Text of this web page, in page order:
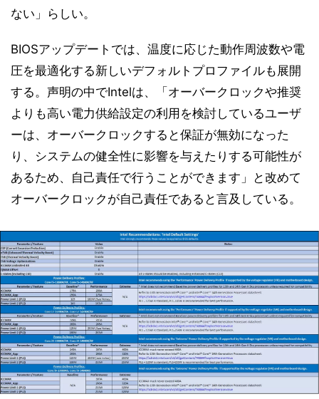
ない」らしい。
BIOSアップデートでは、温度に応じた動作周波数や電
圧を最適化する新しいデフォルトプロファイルも展開
する。声明の中でIntelは、「オーバークロックや推奨
よりも高い電力供給設定の利用を検討しているユーザ
ーは、オーバークロックすると保証が無効になった
り、システムの健全性に影響を与えたりする可能性が
あるため、自己責任で行うことができます」と改めて
オーバークロックが自己責任であると言及している。